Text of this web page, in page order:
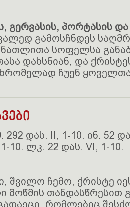
გერვასის, პორტასის
გამოსჩნდეს
სოფელსა
დახსნიან, და
ჩუენ
დას. II, 1-10. ინ. 52
10. ლკ. 22 დას. VI, 1-10.
შვილო ჩემო, ქრისტე
მოწმის თანდასწრესით
რომლებიც